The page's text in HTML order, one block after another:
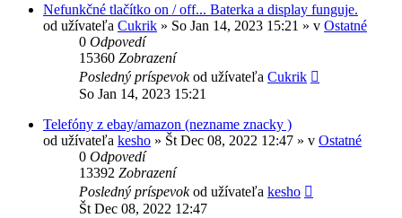
Nefunkčné tlačítko on / off... Baterka a display funguje.
od užívateľa Cukrik » So Jan 14, 2023 15:21 » v Ostatné
0 Odpovedí
15360 Zobrazení
Posledný príspevokod užívateľa Cukrik
So Jan 14, 2023 15:21
Telefóny z ebay/amazon (nezname znacky )
od užívateľa kesho » Št Dec 08, 2022 12:47 » v Ostatné
0 Odpovedí
13392 Zobrazení
Posledný príspevokod užívateľa kesho
Št Dec 08, 2022 12:47